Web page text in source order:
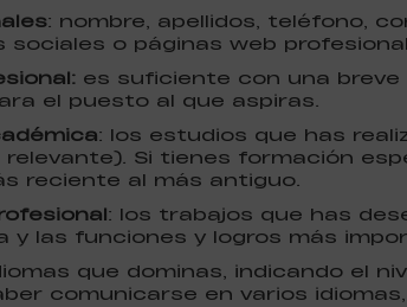
: nombre, apellidos, teléfono,
sociales o páginas web
es suficiente con una
el puesto al que aspiras.
: los estudios que has
Si tienes formación
reciente al más antiguo.
: los trabajos que has
y las funciones y logros más
que dominas, indicando el
comunicarse en varios